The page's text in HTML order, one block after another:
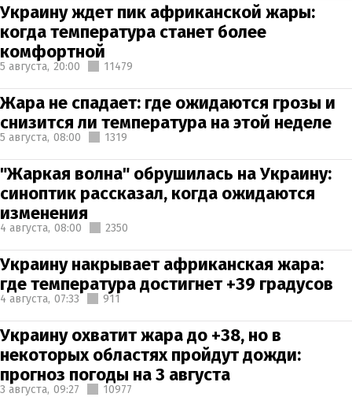
Украину ждет пик африканской жары:
когда температура станет более
комфортной
5 августа, 20:00 11479
Жара не спадает: где ожидаются грозы и
снизится ли температура на этой неделе
5 августа, 08:00 1319
"Жаркая волна" обрушилась на Украину:
синоптик рассказал, когда ожидаются
изменения
4 августа, 08:00 2350
Украину накрывает африканская жара:
где температура достигнет +39 градусов
4 августа, 07:33 911
Украину охватит жара до +38, но в
некоторых областях пройдут дожди:
прогноз погоды на 3 августа
3 августа, 09:27 10977